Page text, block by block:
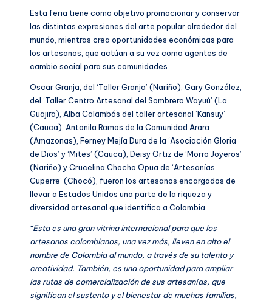
Esta feria tiene como objetivo promocionar y conservar
las distintas expresiones del arte popular alrededor del
mundo, mientras crea oportunidades económicas para
los artesanos, que actúan a su vez como agentes de
cambio social para sus comunidades.
Oscar Granja, del ‘Taller Granja’ (Nariño), Gary González,
del ‘Taller Centro Artesanal del Sombrero Wayuú’ (La
Guajira), Alba Calambás del taller artesanal ‘Kansuy’
(Cauca), Antonila Ramos de la Comunidad Arara
(Amazonas), Ferney Mejía Dura de la ‘Asociación Gloria
de Dios’ y ‘Mites’ (Cauca), Deisy Ortiz de ‘Morro Joyeros’
(Nariño) y Crucelina Chocho Opua de ‘Artesanías
Cuperre’ (Chocó), fueron los artesanos encargados de
llevar a Estados Unidos una parte de la riqueza y
diversidad artesanal que identifica a Colombia.
“Esta es una gran vitrina internacional para que los
artesanos colombianos, una vez más, lleven en alto el
nombre de Colombia al mundo, a través de su talento y
creatividad. También, es una oportunidad para ampliar
las rutas de comercialización de sus artesanías, que
significan el sustento y el bienestar de muchas familias,